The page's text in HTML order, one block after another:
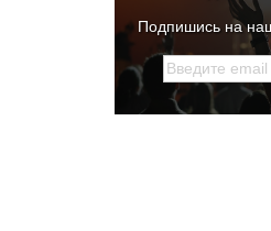
Подпишись на